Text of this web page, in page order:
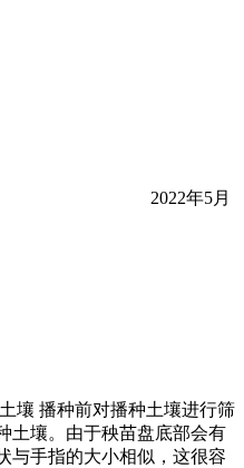
2022年5月
壤 播种前对播种土壤进行筛
土壤。由于秧苗盘底部会有
与手指的大小相似，这很容